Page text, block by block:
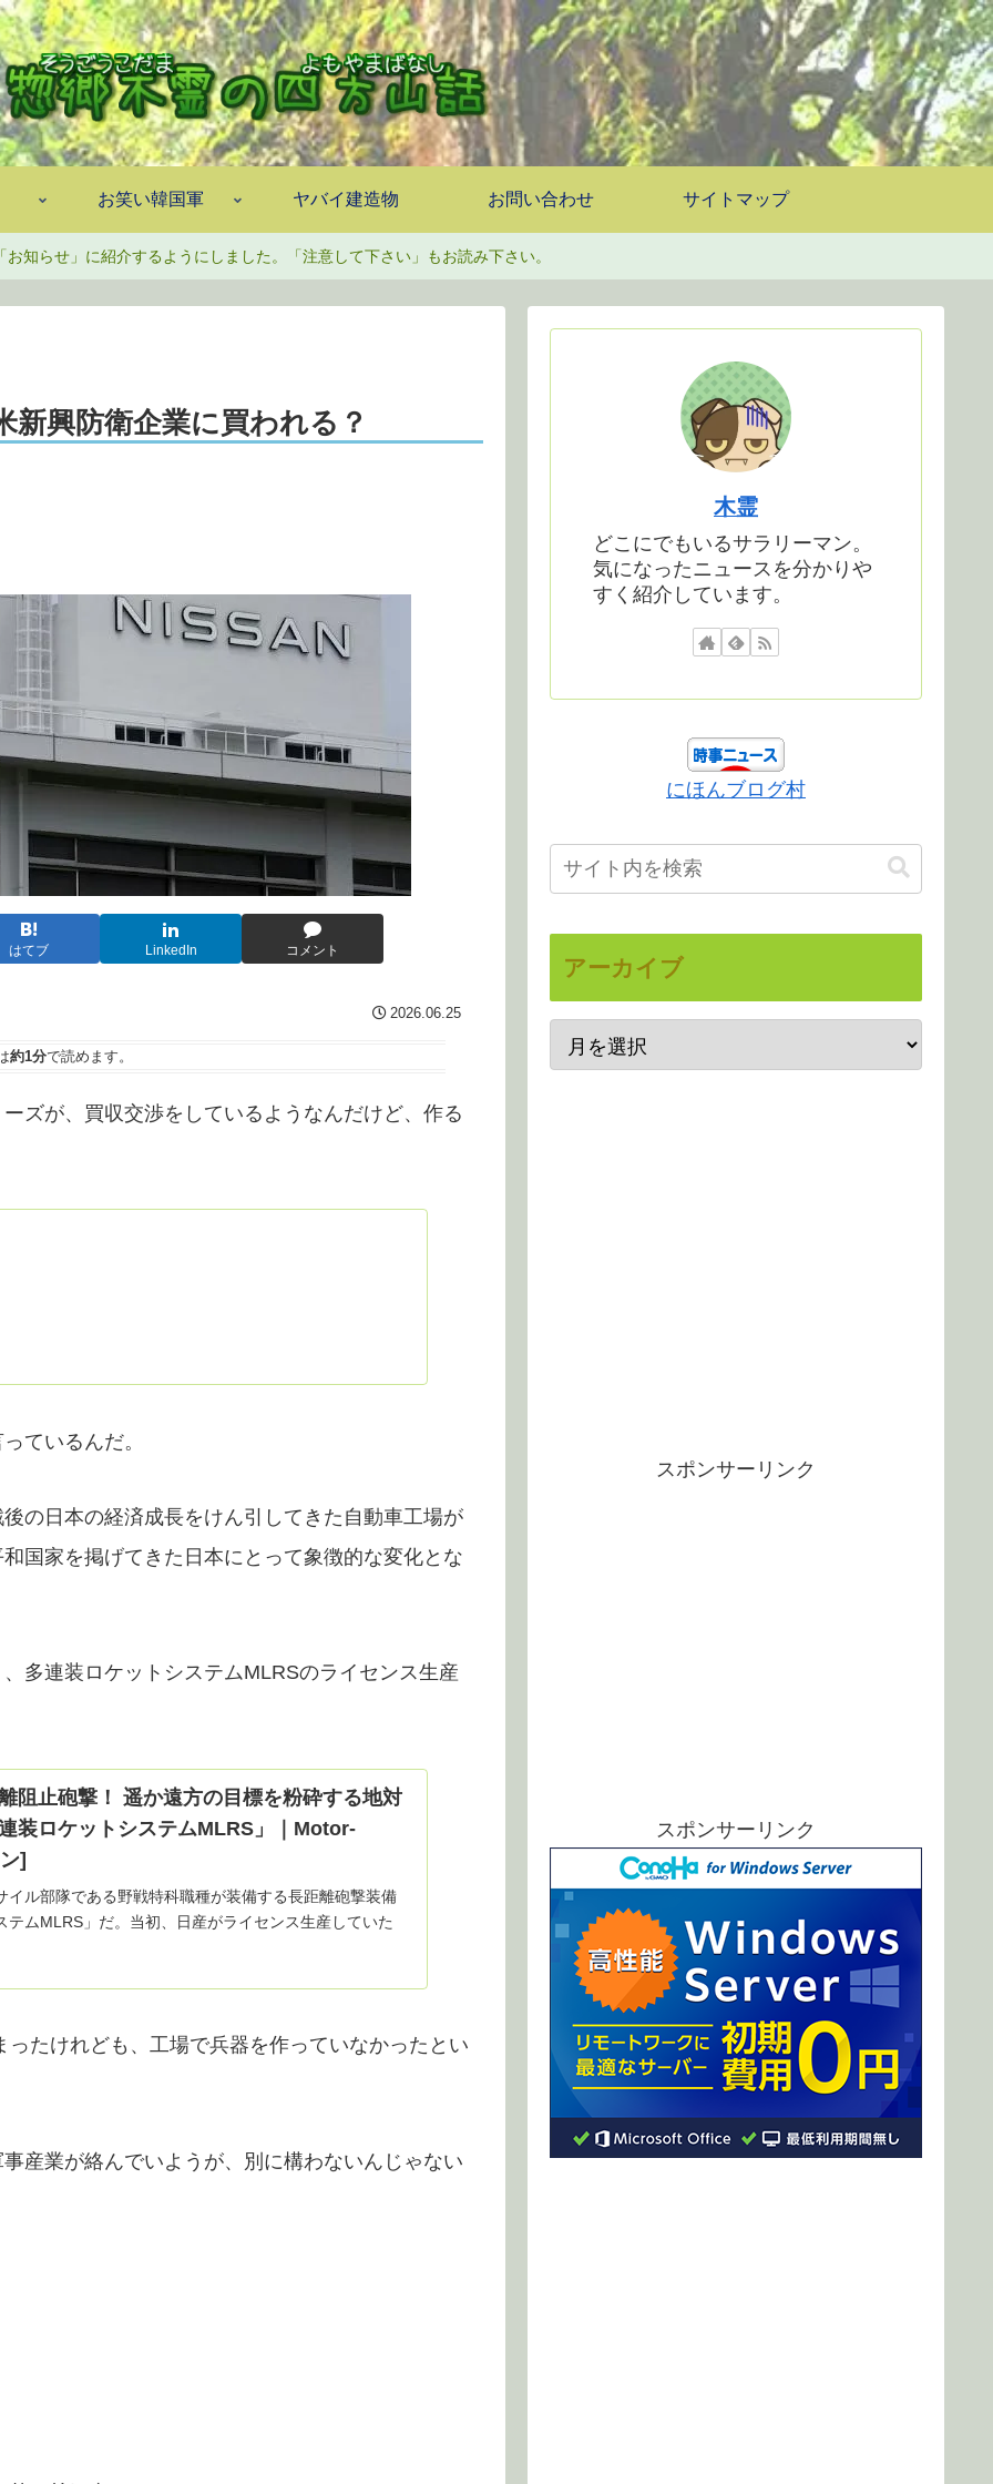
お笑い韓国軍 ヤバイ建造物 お問い合わせ サイトマップ
お知らせ」に紹介するようにしました。「注意して下さい」もお読み下さい。
新興防衛企業に買われる？
はてブ LinkedIn コメント
2026.06.25
約1分で読めます。
ズが、買収交渉をしているようなんだけど、作る
ているんだ。
の日本の経済成長をけん引して​きた自動車工場が
国家を掲げてきた日本にとって象徴的な変化とな
多連装ロケットシステムMLRSのライセンス生産
阻止砲撃！ 遥か遠方の目標を粉砕する地対
装ロケットシステムMLRS」｜Motor-
]
イル部隊である野戦特科職種が装備する長距離砲撃装備
テムMLRS」だ。当初、日産がライセンス生産していた
たけれども、工場で兵器を作っていなかったとい
産業が絡んでいようが、別に構わないんじゃない
木霊
どこにでもいるサラリーマン。
気になったニュースを分かりや
すく紹介しています。
にほんブログ村
アーカイブ
スポンサーリンク
スポンサーリンク